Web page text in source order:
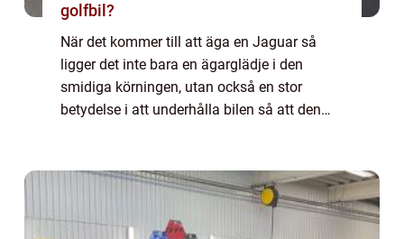
golfbil?
När det kommer till att äga en Jaguar så
ligger det inte bara en ägarglädje i den
smidiga körningen, utan också en stor
betydelse i att underhålla bilen så att den